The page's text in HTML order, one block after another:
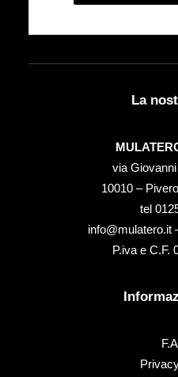
La
via
10010 –
tel
info@mulatero.it
P.iva e C.F.